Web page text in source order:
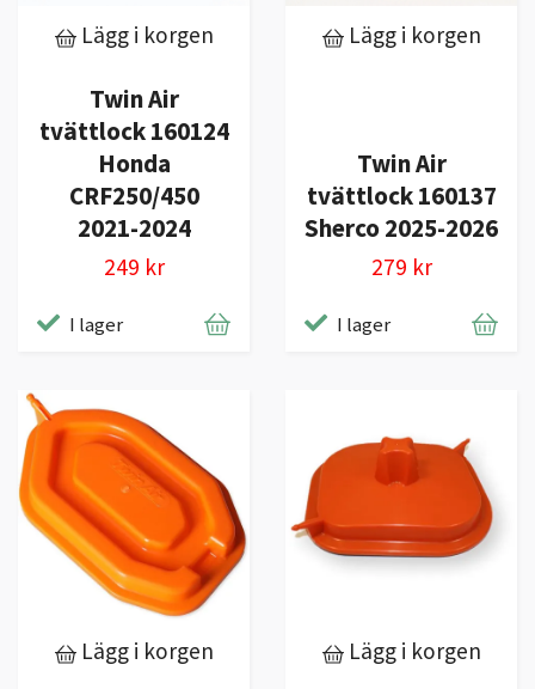
Lägg i korgen
Twin Air
tvättlock 160124
Honda
CRF250/450
2021-2024
249 kr
I lager
Lägg i korgen
Twin Air
tvättlock 160137
Sherco 2025-2026
279 kr
I lager
Lägg i korgen Lägg i korgen